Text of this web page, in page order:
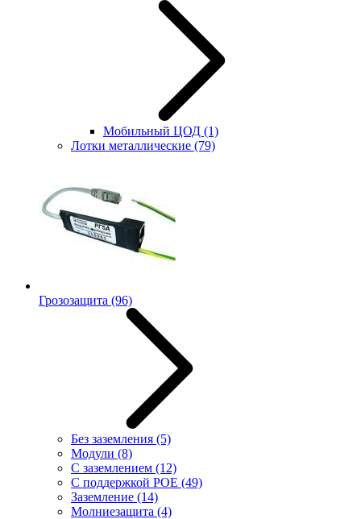
Мобильный ЦОД (1)
Лотки металлические (79)
Грозозащита (96)
Без заземления (5)
Модули (8)
С заземлением (12)
С поддержкой POE (49)
Заземление (14)
Молниезащита (4)